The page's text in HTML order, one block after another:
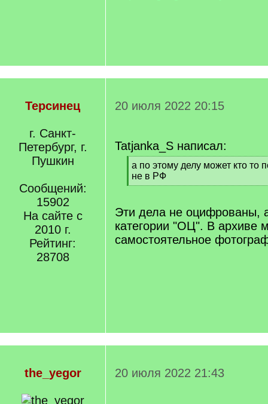
Терсинец
г. Санкт-
Петербург, г.
Пушкин
Сообщений:
15902
На сайте с
2010 г.
Рейтинг:
28708
20 июля 2022 20:15
Tatjanka_S написал:
[
q
]
а по этому делу может кто то
не в РФ
[
q
]
Эти дела не оцифрованы,
категории "ОЦ". В архиве
самостоятельное
the_yegor 20 июля 2022 21:43